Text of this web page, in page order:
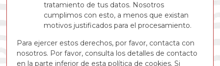
tratamiento de tus datos. Nosotros
cumplimos con esto, a menos que existan
motivos justificados para el procesamiento.
Para ejercer estos derechos, por favor, contacta con
nosotros. Por favor, consulta los detalles de contacto
en la parte inferior de esta política de cookies. Si